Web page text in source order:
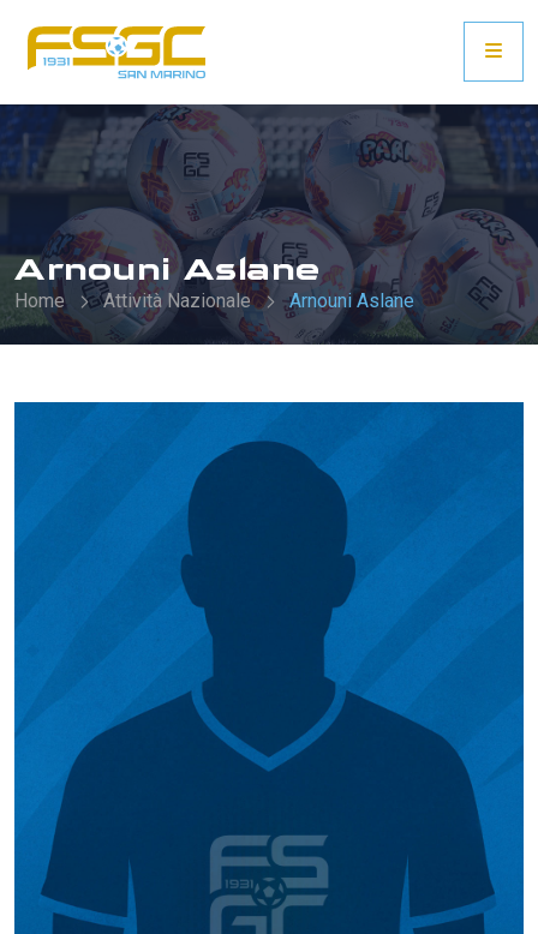
Arnouni Aslane
Home Attività Nazionale Arnouni Aslane